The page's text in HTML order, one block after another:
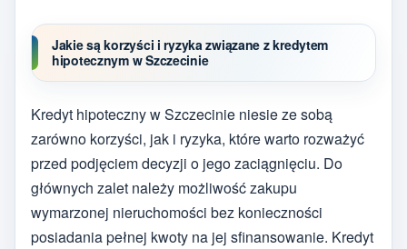
Jakie są korzyści i ryzyka związane z kredytem
hipotecznym w Szczecinie
Kredyt hipoteczny w Szczecinie niesie ze sobą
zarówno korzyści, jak i ryzyka, które warto rozważyć
przed podjęciem decyzji o jego zaciągnięciu. Do
głównych zalet należy możliwość zakupu
wymarzonej nieruchomości bez konieczności
posiadania pełnej kwoty na jej sfinansowanie. Kredyt